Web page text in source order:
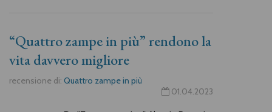
“Quattro zampe in più” rendono la
vita davvero migliore
recensione di: Quattro zampe in più
01.04.2023